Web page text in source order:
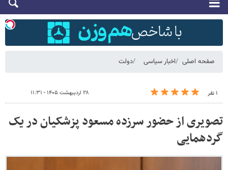
صفحه اصلی اخبار سیاسی دولت
۱ نفر ۲۸ اردیبهشت ۱۴۰۵ - ۱۱:۳۱
تصویری از حضور سرزده مسعود پزشکیان در یک
گردهمایی